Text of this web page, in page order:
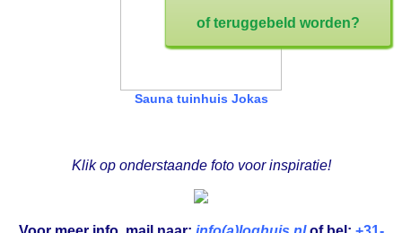
Sauna tuinhuis Jokas
Klik op onderstaande foto voor inspiratie!
of teruggebeld worden?